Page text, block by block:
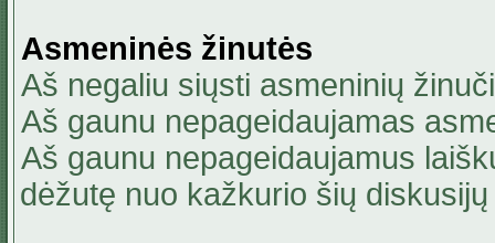
Asmeninės žinutės
Aš negaliu siųsti asmeninių
Aš gaunu nepageidaujamas
Aš gaunu nepageidaujamus
dėžutę nuo kažkurio šių